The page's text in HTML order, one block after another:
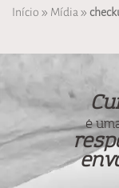
Início » Mídia»
é